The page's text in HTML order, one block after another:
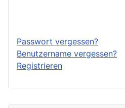
Passwort vergessen?
Benutzername vergessen?
Registrieren